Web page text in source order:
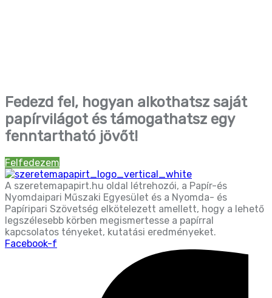
Fedezd fel, hogyan alkothatsz saját
papírvilágot és támogathatsz egy
fenntartható jövőt!
Felfedezem
A szeretemapapirt.hu oldal létrehozói, a Papír-és
Nyomdaipari Műszaki Egyesület és a Nyomda- és
Papíripari Szövetség elkötelezett amellett, hogy a lehető
legszélesebb körben megismertesse a papírral
kapcsolatos tényeket, kutatási eredményeket.
Facebook-f